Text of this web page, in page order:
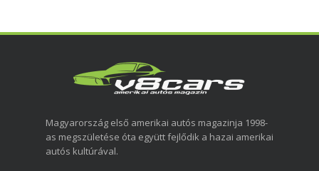
Magyarország első amerikai autós magazinja 1998-
as megszületése óta együtt fejlődik a hazai amerikai
autós kultúrával.